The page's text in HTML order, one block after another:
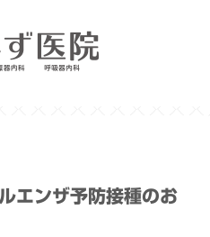
エンザ予防接種のお